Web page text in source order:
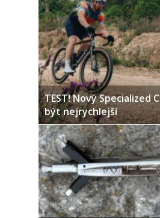
TEST! Nový Specialized
být nejrychlejší